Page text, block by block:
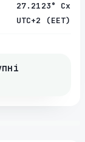
27.2123° Сх
UTC+2 (EET)